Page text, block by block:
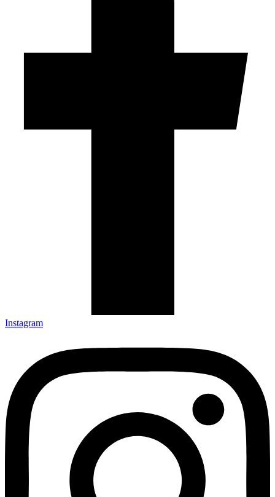
Instagram